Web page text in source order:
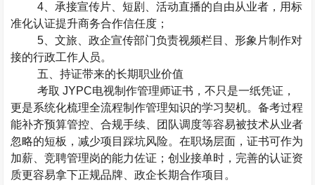
4、承接宣传片、短剧、活动直播的自由从业者，用标
准化认证提升商务合作信任度；
5、文旅、政企宣传部门负责视频栏目、形象片制作对
接的行政工作人员。
五、持证带来的长期职业价值
考取 JYPC电视制作管理师证书，不只是一纸凭证，
更是系统化梳理全流程制作管理知识的学习契机。备考过程
能补齐预算管控、合规手续、团队调度等容易被技术从业者
忽略的短板，减少项目踩坑风险。在职场层面，证书可作为
加薪、竞聘管理岗的能力佐证；创业接单时，完善的认证资
质更容易拿下正规品牌、政企长期合作项目。